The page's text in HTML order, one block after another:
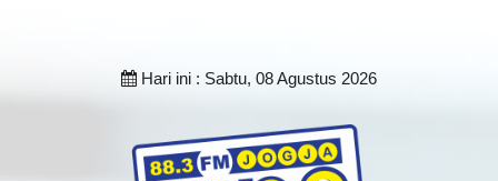
Hari ini : Sabtu, 08 Agustus 2026